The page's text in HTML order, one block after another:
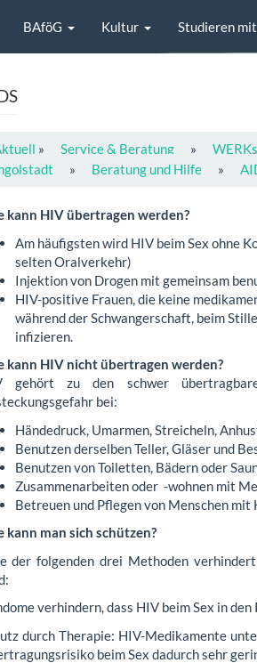
BAföG Kultur Studieren
» Service & Beratung »
» Beratung und Hilfe »
kann HIV übertragen werden?
Am häufigsten wird HIV beim Sex ohne
selten Oralverkehr)
Injektion von Drogen mit gemeinsam
HIV-positive Frauen, die keine
während der Schwangerschaft, beim
infizieren.
kann HIV nicht übertragen werden?
gehört zu den schwer
bei:
Händedruck, Umarmen, Streicheln,
Benutzen derselben Teller, Gläser und
Benutzen von Toiletten, Bädern oder
Zusammenarbeiten oder -wohnen mit
Betreuen und Pflegen von Menschen mit
kann man sich schützen?
der folgenden drei Methoden
verhindern, dass HIV beim Sex in
durch Therapie: HIV-Medikamente
beim Sex dadurch sehr